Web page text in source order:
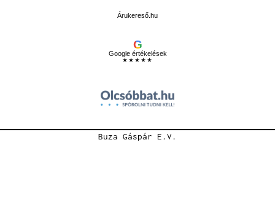
Árukereső.hu
G
Google értékelések
★★★★★
Buza Gáspár E.V.